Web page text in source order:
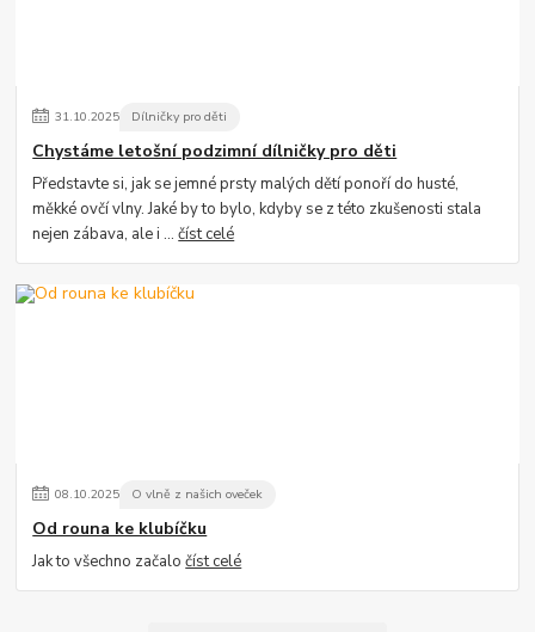
31.10.2025 Dílničky pro děti
Chystáme letošní podzimní dílničky pro děti
Představte si, jak se jemné prsty malých dětí ponoří do husté,
měkké ovčí vlny. Jaké by to bylo, kdyby se z této zkušenosti stala
nejen zábava, ale i ...číst celé
08.10.2025 O vlně z našich oveček
Od rouna ke klubíčku
Jak to všechno začaločíst celé